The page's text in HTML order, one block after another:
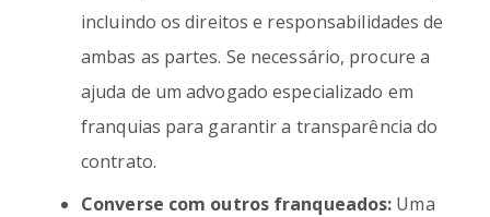
incluindo os direitos e responsabilidades de
ambas as partes. Se necessário, procure a
ajuda de um advogado especializado em
franquias para garantir a transparência do
contrato.
Converse com outros franqueados: Uma